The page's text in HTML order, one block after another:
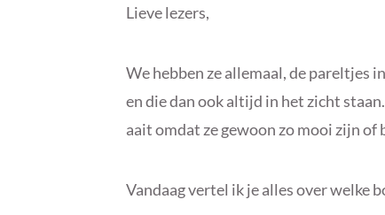
Lieve lezers,
We hebben ze allemaal, de pareltjes
en die dan ook altijd in het zicht
aait omdat ze gewoon zo mooi zijn of
Vandaag vertel ik je alles over welke